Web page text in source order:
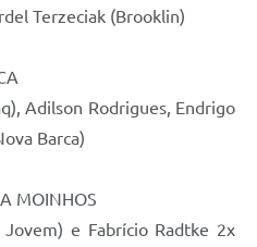
Terzeciak (Brooklin)
Adilson Rodrigues, Endrigo
Barca)
MOINHOS
e Fabrício Radtke 2x